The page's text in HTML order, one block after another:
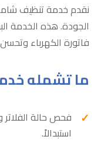
نقدم خدمة تنظيف شاملة
فاتورة الكهرباء
ما تشمله
فحص حالة الفلاتر
استبدالاً.